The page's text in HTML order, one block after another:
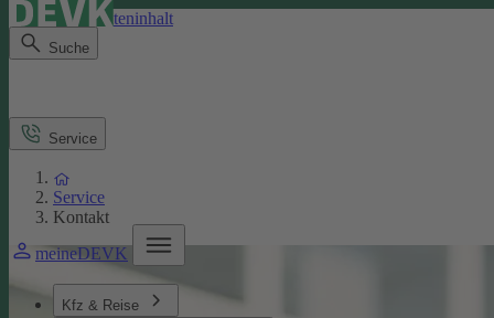
Direkt zum Seiteninhalt
Suche
meineDEVK
Kfz & Reise
Service
Service
Kontakt